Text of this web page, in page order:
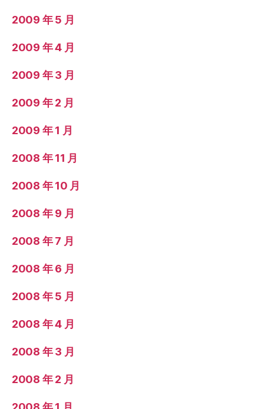
2009 年 5 月
2009 年 4 月
2009 年 3 月
2009 年 2 月
2009 年 1 月
2008 年 11 月
2008 年 10 月
2008 年 9 月
2008 年 7 月
2008 年 6 月
2008 年 5 月
2008 年 4 月
2008 年 3 月
2008 年 2 月